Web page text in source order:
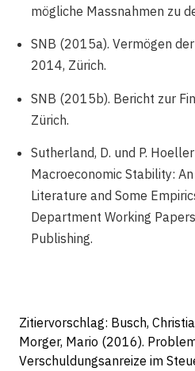
mögliche Massnahmen zu
SNB (2015a). Vermögen
2014, Zürich.
SNB (2015b). Bericht zur
Zürich.
Sutherland, D. und P.
Macroeconomic Stability:
Literature and Some
Department Working
Publishing.
Zitiervorschlag: Busch,
Morger, Mario (2016).
Verschuldungsanreize im